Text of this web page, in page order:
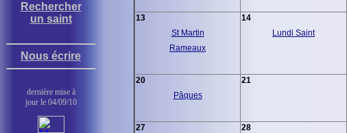
Rechercher
un saint
Nous écrire
dernière mise à
jour le 04/09/10
13
St Martin
Rameaux
14
Lundi Saint
20
Pâques
21
27
28